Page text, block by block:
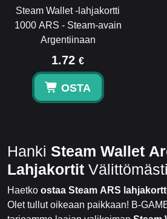
Steam Wallet -lahjakortti
1000 ARS - Steam-avain
Argentiinaan
1.72 €
OSTA
Hanki Steam Wallet
Lahjakortit Välittömästi
Haetko ostaa Steam ARS
Olet tullut oikeaan paikkaan! B-